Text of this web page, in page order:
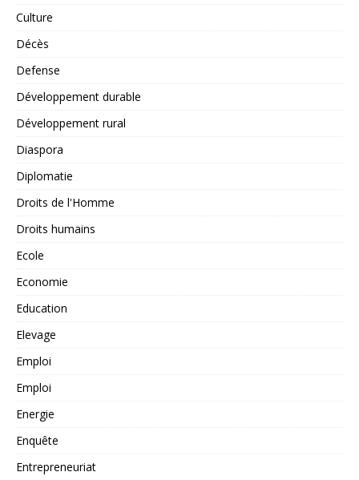
Culture
Décès
Defense
Développement durable
Développement rural
Diaspora
Diplomatie
Droits de l'Homme
Droits humains
Ecole
Economie
Education
Elevage
Emploi
Emploi
Energie
Enquête
Entrepreneuriat